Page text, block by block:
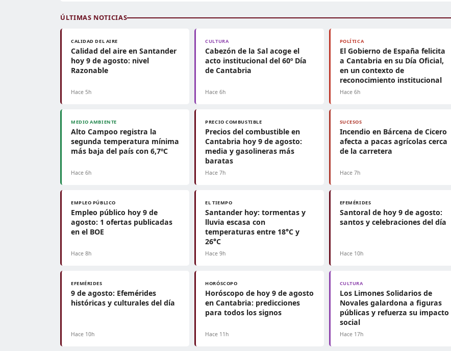
ÚLTIMAS NOTICIAS
CALIDAD DEL AIRE
Calidad del aire en Santander
hoy 9 de agosto: nivel
Razonable
Hace 5h
CULTURA
Cabezón de la Sal acoge el
acto institucional del 60º Día
de Cantabria
Hace 6h
POLÍTICA
El Gobierno de España felicita
a Cantabria en su Día Oficial,
en un contexto de
reconocimiento institucional
Hace 6h
MEDIO AMBIENTE
Alto Campoo registra la
segunda temperatura mínima
más baja del país con 6,7ºC
Hace 6h
PRECIO COMBUSTIBLE
Precios del combustible en
Cantabria hoy 9 de agosto:
media y gasolineras más
baratas
Hace 7h
SUCESOS
Incendio en Bárcena de Cicero
afecta a pacas agrícolas cerca
de la carretera
Hace 7h
EMPLEO PÚBLICO
Empleo público hoy 9 de
agosto: 1 ofertas publicadas
en el BOE
Hace 8h
EL TIEMPO
Santander hoy: tormentas y
lluvia escasa con
temperaturas entre 18°C y
26°C
Hace 9h
EFEMÉRIDES
Santoral de hoy 9 de agosto:
santos y celebraciones del día
Hace 10h
EFEMÉRIDES
9 de agosto: Efemérides
históricas y culturales del día
Hace 10h
HORÓSCOPO
Horóscopo de hoy 9 de agosto
en Cantabria: predicciones
para todos los signos
Hace 11h
CULTURA
Los Limones Solidarios de
Novales galardona a figuras
públicas y refuerza su impacto
social
Hace 17h